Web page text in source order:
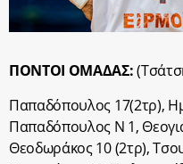
ΠΟΝΤΟΙ ΟΜΑΔΑΣ:
Παπαδόπουλος 17(2τρ),
Παπαδόπουλος Ν 1,
Θεοδωράκος 10 (2τρ),